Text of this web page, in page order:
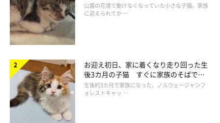
@chat_rdonnay_ko
飼い主さんによると、シャルくんは好奇心旺盛な性格なのだそ
う。「小さい箱を見つけたらとりあえず入ってしまうみたい」
といい、こんなエピソードも。
飼い主さん：
「ダンボール箱に限らず、紙袋も箱っぽいものも引き出しも、入
れるならどんなところでも入ってしまいます。なので冒頭の写真
と“姉妹”のような関係に
公園の花壇で動けなくなっていた小さな子猫。家族
に迎えられてか …
お迎え初日、家に着くなり走り回った生
後3カ月の子猫 すぐに家族のそばで落
ち着く姿に「迎えてよかった」
生後約3カ月で家族になった、ノルウェージャンフ
ォレストキャッ …